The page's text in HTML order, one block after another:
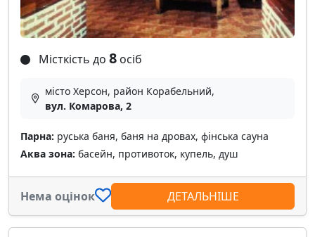
Місткість до 8 осіб
місто Херсон, район Корабельний,
вул. Комарова, 2
Парна: руська баня, баня на дровах, фінська сауна
Аква зона: басейн, противоток, купель, душ
Нема оцінок ДЕТАЛЬНІШЕ